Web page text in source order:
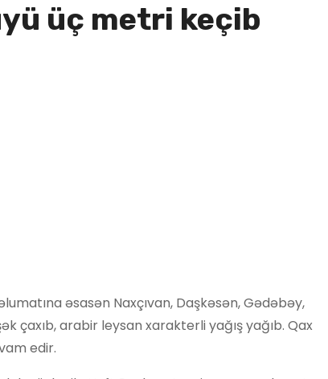
üç metri keçib
əsasən Naxçıvan, Daşkəsən, Gədəbəy,
çaxıb, arabir leysan xarakterli yağış yağıb. Qax
edir.